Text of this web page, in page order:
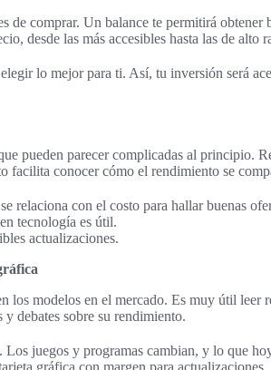
de comprar. Un balance te permitirá obtener
desde las más accesibles hasta las de alto
lo mejor para ti. Así, tu inversión será
pueden parecer complicadas al principio.
facilita conocer cómo el rendimiento se
relaciona con el costo para hallar buenas
tecnología es útil.
actualizaciones.
los modelos en el mercado. Es muy útil leer
debates sobre su rendimiento.
Los juegos y programas cambian, y lo que
gráfica con margen para